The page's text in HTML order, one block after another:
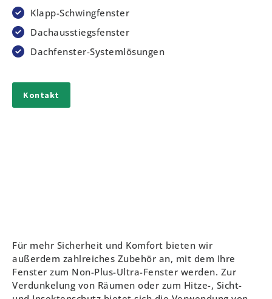
Klapp-Schwingfenster
Dachausstiegsfenster
Dachfenster-Systemlösungen
Kontakt
Für mehr Sicherheit und Komfort bieten wir
außerdem zahlreiches Zubehör an, mit dem Ihre
Fenster zum Non-Plus-Ultra-Fenster werden. Zur
Verdunkelung von Räumen oder zum Hitze-, Sicht-